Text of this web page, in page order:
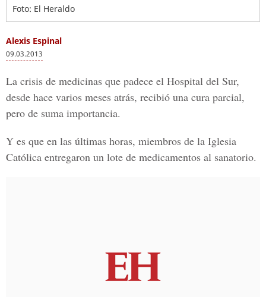
Foto: El Heraldo
Alexis Espinal
09.03.2013
La crisis de medicinas que padece el Hospital del Sur,
desde hace varios meses atrás, recibió una cura parcial,
pero de suma importancia.
Y es que en las últimas horas, miembros de la Iglesia
Católica entregaron un lote de medicamentos al sanatorio.